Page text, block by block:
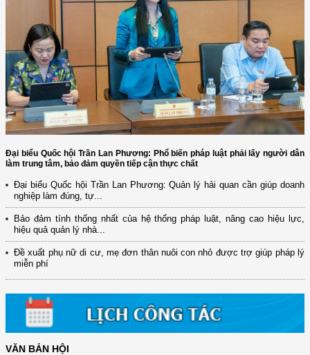
Đại biểu Quốc hội Trần Lan Phương: Phổ biến pháp luật phải lấy người dân
làm trung tâm, bảo đảm quyền tiếp cận thực chất
Đại biểu Quốc hội Trần Lan Phương: Quản lý hải quan cần giúp doanh
nghiệp làm đúng, tự...
Bảo đảm tính thống nhất của hệ thống pháp luật, nâng cao hiệu lực,
hiệu quả quản lý nhà...
Đề xuất phụ nữ di cư, mẹ đơn thân nuôi con nhỏ được trợ giúp pháp lý
miễn phí
VĂN BẢN HỘI